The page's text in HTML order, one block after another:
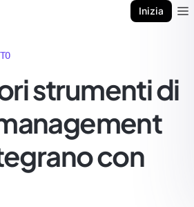
Inizia
strumenti di
con